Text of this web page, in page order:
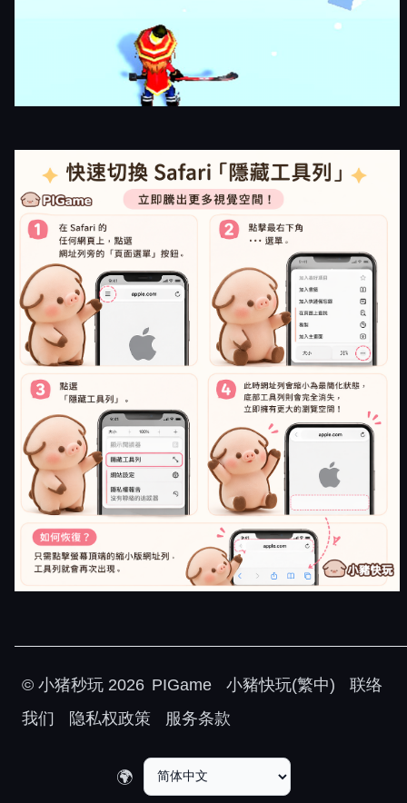
© 小猪秒玩 2026 PIGame 小豬快玩(繁中)
联络
我们
隐私权政策 服务条款
🌍